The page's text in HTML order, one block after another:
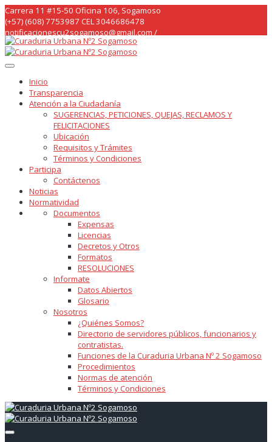
Skip
to
content
Carrera 11 #15-50 Oficina 106, Sogamoso
(+57) (608) 7753987 CEL 3046686478
notificacionescu2sogamoso@gmail.com /
curaduria2sogamoso@gmail.com /
Inicio
Transparencia
Atención a la Ciudadanía
SUGERENCIAS, PETICIONES, QUEJAS, RECLAMOS Y
FELICITACIONES
Ubicación
Requisitos y Trámites
Términos y Condiciones
Participa
Contáctenos
Noticias
Normatividad
Documentos
Expensas
Licencias
Decretos y Otros
Formatos
RESOLUCIONES
Informate
Datos Abiertos
Glosario
Nosotros
¿Quiénes Somos?
Directorio de servidores públicos, funcionarios y
contratistas.
Funciones de la Curaduria Urbana Nº 2 Sogamoso
Procedimientos
Normas de atención
Términos y Condiciones